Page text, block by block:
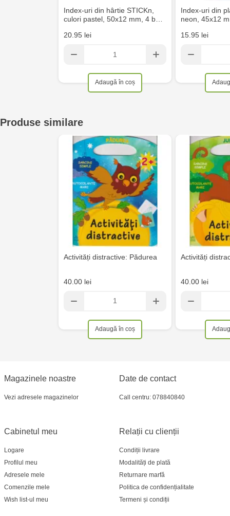
Index-uri din hârtie STICKn,
culori pastel, 50x12 mm, 4 b…
20.95 lei
Adaugă în coș
Index-uri din
neon, 45x12
15.95 lei
Produse similare
Activități distractive: Pădurea
40.00 lei
Adaugă în coș
Activități
40.00 lei
Magazinele noastre
Vezi adresele magazinelor
Relații cu clienții
Condiții livrare
Modalități de plată
Returnare marfă
Politica de confidențialitate
Termeni și condiții
Cabinetul meu
Logare
Profilul meu
Adresele mele
Comenzile mele
Wish list-ul meu
Date de contact
Call centru: 078840840